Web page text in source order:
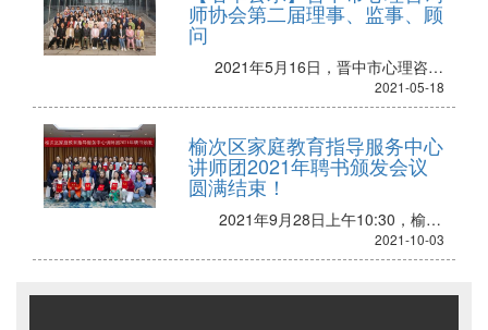
师协会第二届理事、监事、顾
问
2021年5月16日，晋中市心理咨询师协会第二届第一次会员代表大会暨换届选举大会在晋中市科技馆一楼报告厅圆满结束！本次会议的主要议程包括：1.第一届会长向会员代表大会作工作报告2.换届选举第二届理事
2021-05-18
榆次区家庭教育指导服务中心
讲师团2021年聘书颁发会议
圆满结束！
2021年9月28日上午10:30，榆次区家庭教育指导服务中心讲师团聘书颁发会议在海棠湾大酒店举行，本次共招募了21位讲师、12位助教老师。主办单位是榆次区妇联，协办单位是晋中市心理咨询
2021-10-03